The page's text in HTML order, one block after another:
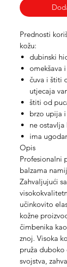
Prednosti
kožu:
dubinski
omekšava
čuva i štiti
utjecaja
štiti od
brzo upija
ne
ima
Opis
Profesionalni
balzama
Zahvaljujući
učinkovito
kožne
čimbenika
znoj. Visoka
pruža duboko
svojstva,